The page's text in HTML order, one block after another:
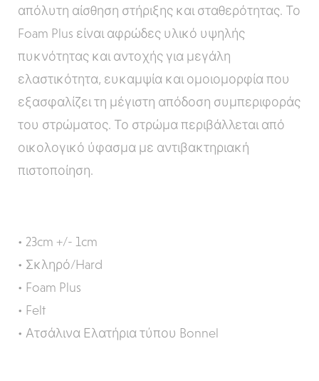
απόλυτη αίσθηση στήριξης και σταθερότητας. Το
Foam Plus είναι αφρώδες υλικό υψηλής
πυκνότητας και αντοχής για μεγάλη
ελαστικότητα, ευκαμψία και ομοιομορφία που
εξασφαλίζει τη μέγιστη απόδοση συμπεριφοράς
του στρώματος. Το στρώμα περιβάλλεται από
οικολογικό ύφασμα με αντιβακτηριακή
πιστοποίηση.
• 23cm +/- 1cm
• Σκληρό/Hard
• Foam Plus
• Felt
• Ατσάλινα Ελατήρια τύπου Bonnel